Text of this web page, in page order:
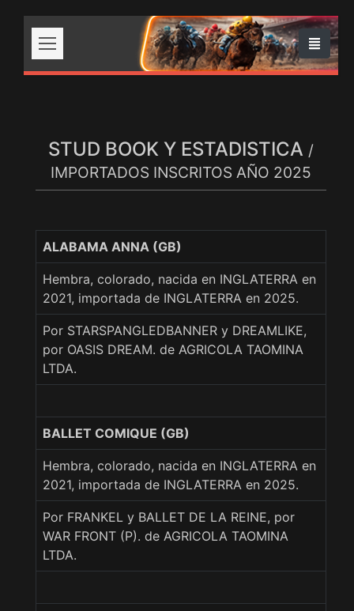
STUD BOOK Y ESTADISTICA /
IMPORTADOS INSCRITOS AÑO 2025
ALABAMA ANNA (GB)
Hembra, colorado, nacida en INGLATERRA en
2021, importada de INGLATERRA en 2025.
Por STARSPANGLEDBANNER y DREAMLIKE,
por OASIS DREAM. de AGRICOLA TAOMINA
LTDA.
BALLET COMIQUE (GB)
Hembra, colorado, nacida en INGLATERRA en
2021, importada de INGLATERRA en 2025.
Por FRANKEL y BALLET DE LA REINE, por
WAR FRONT (P). de AGRICOLA TAOMINA
LTDA.